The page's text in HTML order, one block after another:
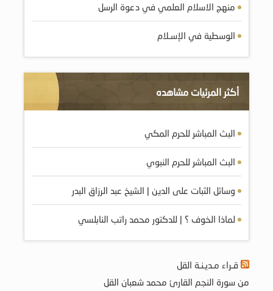
منهج الاسلام العلمي في دعوة الرسل
الوسطية في الإسـلام
أكثر المرئيات مشاهده
البث المباشر للحرم المكي
البث المباشر للحرم النبوي
وسائل الثبات على الدين | الشيخ عبد الرزاق البدر
لماذا الخوف ؟ | للدكتور محمد راتب النابلسي
قـراء مـديـنـة القل
من سورة النجم القارئ محمد شعبان القل